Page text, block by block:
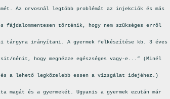
Az orvosnál legtöbb problémát az injekciók és más
fájdalommentesen történik, hogy nem szükséges erről
irányítani. A gyermek felkészítése kb. 3 éves
nénit, hogy megnézze egészséges vagy-e...” (Minél
a lehető legközelebb essen a vizsgálat idejéhez.)
és a gyermekét. Ugyanis a gyermek ezután már